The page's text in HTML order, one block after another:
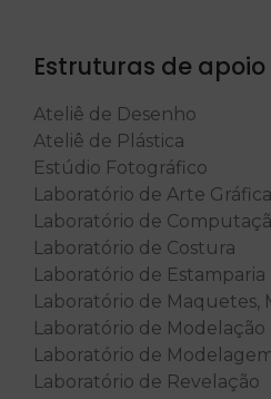
Estruturas de apoio
Ateliê de Desenho
Ateliê de Plástica
Estúdio Fotográfico
Laboratório de Arte
Laboratório de
Laboratório de Costura
Laboratório de Estamparia
Laboratório de Maquetes,
Laboratório de Modelação
Laboratório de
Laboratório de Revelação